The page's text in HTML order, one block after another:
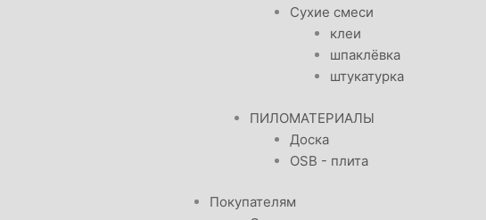
Сухие смеси
клеи
шпаклёвка
штукатурка
ПИЛОМАТЕРИАЛЫ
Доска
OSB - плита
Покупателям